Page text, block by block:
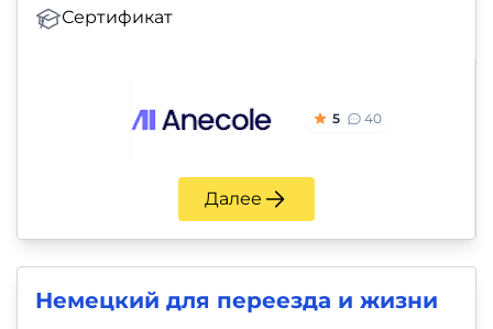
Сертификат
5 40
Далее
Немецкий для переезда и жизни